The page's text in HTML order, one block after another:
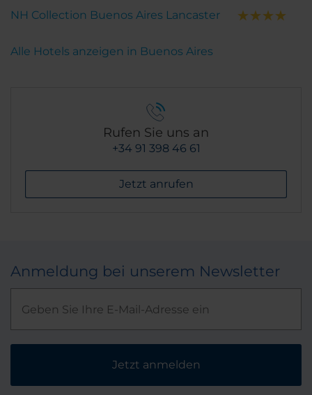
NH Collection Buenos Aires Lancaster
Alle Hotels anzeigen in Buenos Aires
Rufen Sie uns an
+34 91 398 46 61
Jetzt anrufen
Anmeldung bei unserem Newsletter
Jetzt anmelden